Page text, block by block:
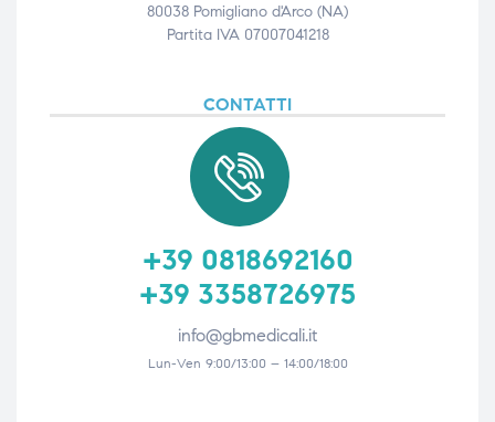
80038 Pomigliano d'Arco (NA)
Partita IVA 07007041218
CONTATTI
+39 0818692160
+39 3358726975
info@gbmedicali.it
Lun-Ven 9:00/13:00 – 14:00/18:00